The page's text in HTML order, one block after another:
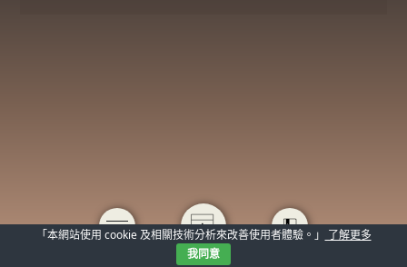
「本網站使用 cookie 及相關技術分析來改善使用者體驗。」
了解更多
我同意